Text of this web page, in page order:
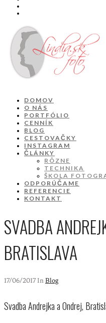
DOMOV
O NÁS
PORTFÓLIO
CENNÍK
BLOG
CESTOVAČKY
INSTAGRAM
ČLÁNKY
RÔZNE
TECHNIKA
ŠKOLA
ODPORÚČAME
REFERENCIE
KONTAKT
SVADBA
BRATISLAVA
17/06/2017 In Blog
Svadba Andrejka a Ondrej,